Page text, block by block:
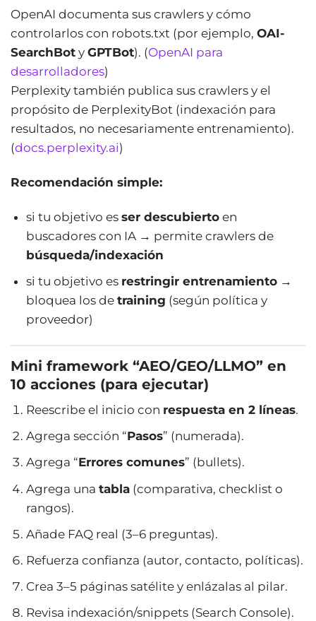
OpenAI documenta sus crawlers y cómo
controlarlos con robots.txt (por ejemplo, OAI-
SearchBot y GPTBot). (OpenAI para
desarrolladores)
Perplexity también publica sus crawlers y el
propósito de PerplexityBot (indexación para
resultados, no necesariamente entrenamiento).
(docs.perplexity.ai)
Recomendación simple:
si tu objetivo esser descubierto en
buscadores con IA → permite crawlers de
búsqueda/indexación
si tu objetivo es restringir entrenamiento →
bloquea los detraining (según política y
proveedor)
Mini framework “AEO/GEO/LLMO” en
10 acciones (para ejecutar)
Reescribe el inicio con respuesta en 2 líneas.
Agrega sección “Pasos” (numerada).
Agrega “Errores comunes” (bullets).
Agrega unatabla (comparativa, checklist o
rangos).
Añade FAQ real (3–6 preguntas).
Refuerza confianza (autor, contacto, políticas).
Crea 3–5 páginas satélite y enlázalas al pilar.
Revisa indexación/snippets (Search Console).